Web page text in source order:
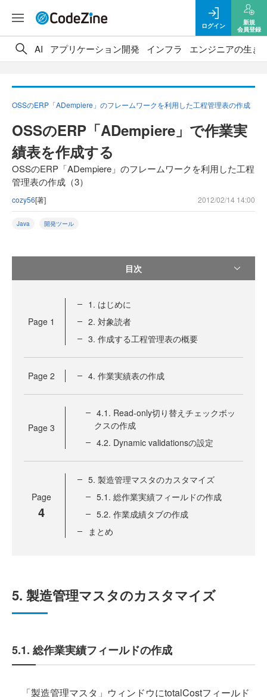
ログイン
新規
会員登録
AI アプリケーション開発 インフラ エンジニアの生き
OSSのERP「ADempiere」のフレームワークを利用した工程管理表の作成
OSSのERP「ADempiere」で作業実
績表を作成する
OSSのERP「ADempiere」のフレームワークを利用した工程
管理表の作成（3）
cozy56[著] 2012/02/14 14:00
Java 開発ツール
目次
Page 1
1. はじめに
2. 対象読者
3. 作成する工程管理表の概要
Page 2 4. 作業実績表の作成
Page 3
4.1. Read-only切り替えチェックボッ
クスの作成
4.2. Dynamic validationsの設定
Page
4
5. 製造管理マスタのカスタマイズ
5.1. 総作業実績フィールドの作成
5.2. 作業成績タブの作成
まとめ
5. 製造管理マスタのカスタマイズ
5.1. 総作業実績フィールドの作成
「製造管理マスタ」ウィンドウにtotalCostフィールド